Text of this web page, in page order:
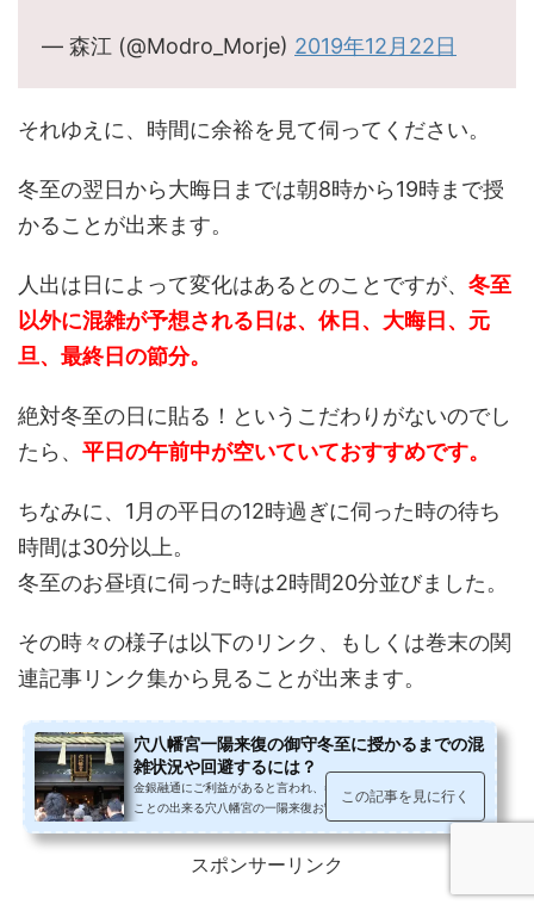
— 森江 (@Modro_Morje) 2019年12月22日
それゆえに、時間に余裕を見て伺ってください。
冬至の翌日から大晦日までは朝8時から19時まで授
かることが出来ます。
人出は日によって変化はあるとのことですが、 冬至
以外に混雑が予想される日は、休日、大晦日、元
旦、最終日の節分。
絶対冬至の日に貼る！というこだわりがないのでし
たら、 平日の午前中が空いていておすすめです。
ちなみに、1月の平日の12時過ぎに伺った時の待ち
時間は30分以上。
冬至のお昼頃に伺った時は2時間20分並びました。
その時々の様子は以下のリンク、もしくは巻末の関
連記事リンク集から見ることが出来ます。
穴八幡宮一陽来復の御守冬至に授かるまでの混
雑状況や回避するには？
金銀融通にご利益があると言われ、冬至から節分までのみ授かる
ことの出来る穴八幡宮の一陽来復お守り。これまでは平日に授か
この記事を見に行く
スポンサーリンク